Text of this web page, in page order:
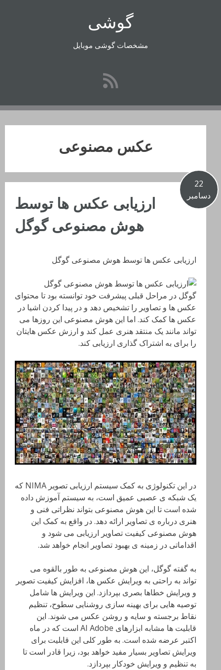
گوشی
مشخصات گوشی موبایل
عکس مصنوعی
22
دسامبر
ارزیابی عکس ها توسط
هوش مصنوعی گوگل
ارزیابی عکس ها توسط هوش مصنوعی گوگل
گوگل در مراحل قبلی پیشرفت خود توانسته بود تا محتوای
عکس ها و تصاویر را تشخیص دهد و در پیدا کردن اشیا در
عکس ها کمک کند. اما این هوش مصنوعی این روزها می
تواند مانند یک منتقد هنری عمل کند و ارزش عکس هایتان
را برای به اشتراک گذاری ارزیابی کند.
در این تکنولوژی به کمک سیستم ارزیابی تصویر NIMA که
یک شبکه ی عصبی عمیق است، به سیستم آموزش داده
شده است تا این هوش مصنوعی بتواند نظراتی فنی و
هنری درباره ی تصاویر ارائه دهد. در واقع به کمک این
هوش مصنوعی کیفیت تصاویر ارزیابی می شود و
اقداماتی در زمینه ی بهبود تصاویر انجام خواهد شد.
به گفته گوگل، این هوش مصنوعی به طور بالقوه می
تواند به راحتی به ویرایش عکس ها، افزایش کیفیت تصویر
و ویرایش خطاها بصری بپردازد. این ویرایش ها شامل
توصیه هایی برای بهینه سازی روشنایی سطوح، تنظیم
نقاط برجسته و سایه و روشن عکس می شوند. این
قابلیت ها مشابه ابزارهای AI Adobe است که در ماه
اکتبر عرضه شده است. به طور کلی این قابلیت برای
ویرایش تصاویر بسیار مفید خواهد بود، زیرا قادر است تا
به تنظیم و ویرایش خودکار بپردازد.